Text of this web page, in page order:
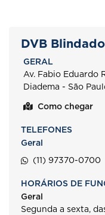
DVB
GERAL
Av. Fabio Eduardo
Diadema - São
Como chegar
TELEFONES
Geral
(11) 97370-0700
HORÁRIOS DE
Geral
Segunda a sexta,